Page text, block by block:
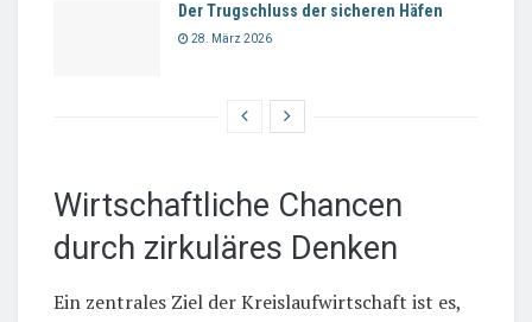
Der Trugschluss der sicheren Häfen
28. März 2026
Wirtschaftliche Chancen
durch zirkuläres Denken
Ein zentrales Ziel der Kreislaufwirtschaft ist es,